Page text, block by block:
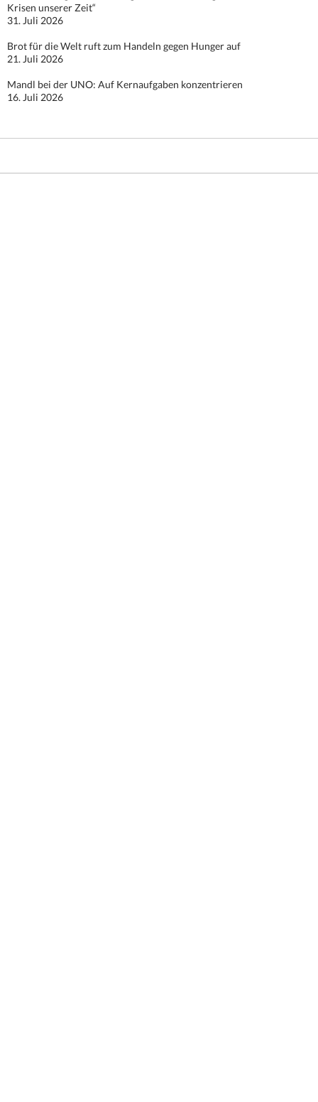
Krisen unserer Zeit“
31. Juli 2026
Brot für die Welt ruft zum Handeln gegen Hunger auf
21. Juli 2026
Mandl bei der UNO: Auf Kernaufgaben konzentrieren
16. Juli 2026